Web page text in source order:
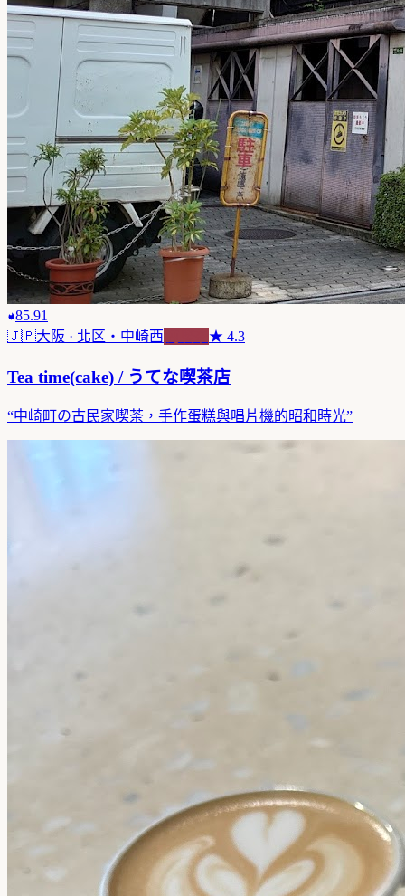
85.91
🇯🇵大阪 · 北区・中崎西 ★ 4.3
Tea time(cake) / うてな喫茶店
“中崎町の古民家喫茶，手作蛋糕與唱片機的昭和時光”